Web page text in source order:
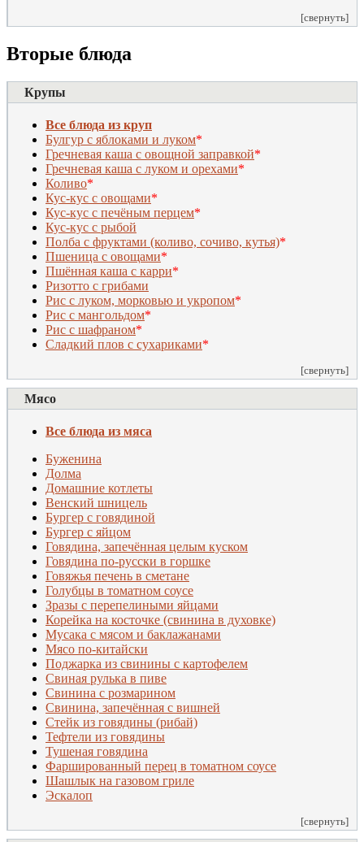
[свернуть]
Вторые блюда
Крупы
Все блюда из круп
Булгур с яблоками и луком*
Гречневая каша с овощной заправкой*
Гречневая каша с луком и орехами*
Коливо*
Кус-кус с овощами*
Кус-кус с печёным перцем*
Кус-кус с рыбой
Полба с фруктами (коливо, сочиво, кутья)*
Пшеница с овощами*
Пшённая каша с карри*
Ризотто с грибами
Рис с луком, морковью и укропом*
Рис с мангольдом*
Рис с шафраном*
Сладкий плов с сухариками*
[свернуть]
Мясо
Все блюда из мяса
Буженина
Долма
Домашние котлеты
Венский шницель
Бургер с говядиной
Бургер с яйцом
Говядина, запечённая целым куском
Говядина по-русски в горшке
Говяжья печень в сметане
Голубцы в томатном соусе
Зразы с перепелиными яйцами
Корейка на косточке (свинина в духовке)
Мусака с мясом и баклажанами
Мясо по-китайски
Поджарка из свинины с картофелем
Свиная рулька в пиве
Свинина с розмарином
Свинина, запечённая с вишней
Стейк из говядины (рибай)
Тефтели из говядины
Тушеная говядина
Фаршированный перец в томатном соусе
Шашлык на газовом гриле
Эскалоп
[свернуть]